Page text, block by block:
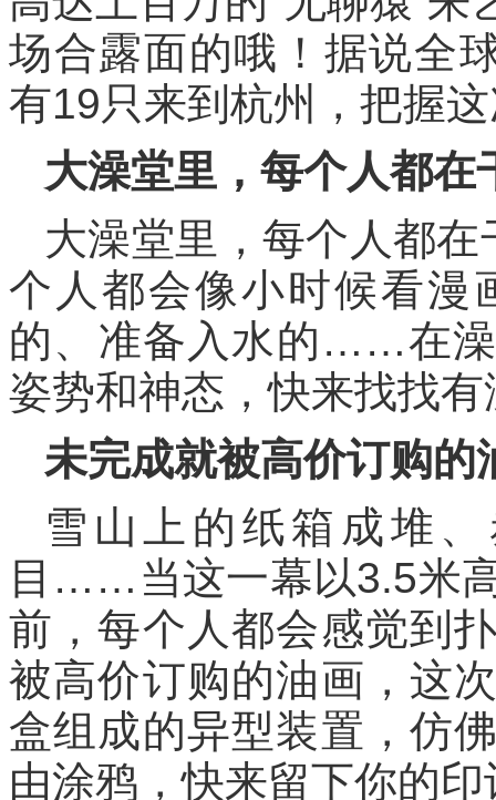
场合露面的哦！据说全
有19只来到杭州，把握
大澡堂里，每个人都在
大澡堂里，每个人都在
个人都会像小时候看漫
的、准备入水的……在
姿势和神态，快来找找
未完成就被高价订购的
雪山上的纸箱成堆
目……当这一幕以3.5米
前，每个人都会感觉到
被高价订购的油画，这
盒组成的异型装置，仿
由涂鸦，快来留下你的印